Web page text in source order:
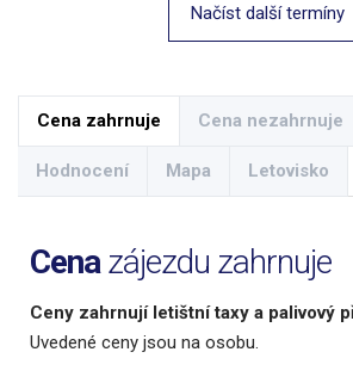
Načíst další termíny
Cena zahrnuje Cena nezahrnuje
Hodnocení Mapa Letovisko
Cenazájezdu zahrnuje
Ceny zahrnují letištní taxy a palivový
Uvedené ceny jsou na osobu.